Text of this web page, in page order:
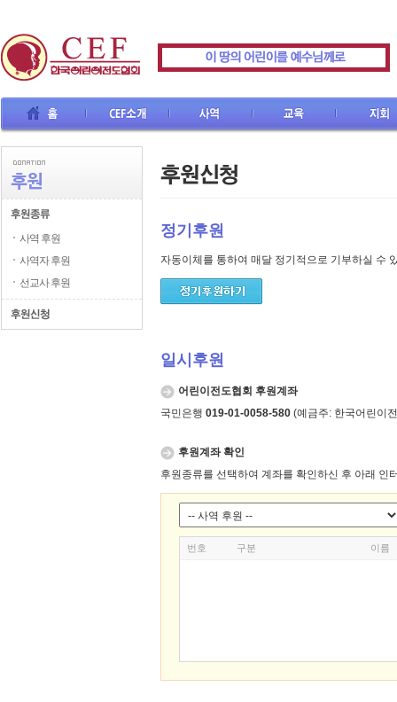
CEF소개 교육 지회 선교사
사역 후원
사역자 후원
선교사 후원
정기후원
자동이체를 통하여 매달 정기적으로 기부하실 수
일시후원
어린이전도협회 후원계좌
국민은행 019-01-0058-580 (예금주: 한국어린이
후원계좌 확인
후원종류를 선택하여 계좌를 확인하신 후 아래 인
번호 구분 이름